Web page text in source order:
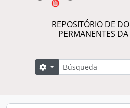
REPOSITÓRIO DE
PERMANENTES
Búsqueda
Search options